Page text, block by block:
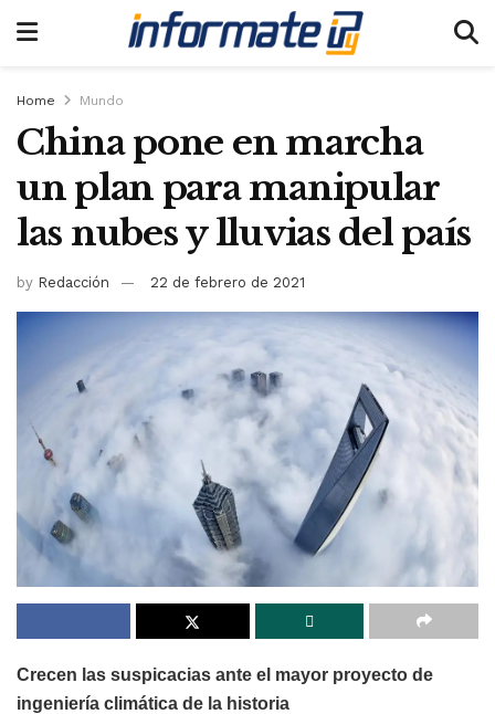
Home Mundo
China pone en marcha
un plan para manipular
las nubes y lluvias del país
by Redacción 22 de febrero de 2021
Crecen las suspicacias ante el mayor proyecto de
ingeniería climática de la historia